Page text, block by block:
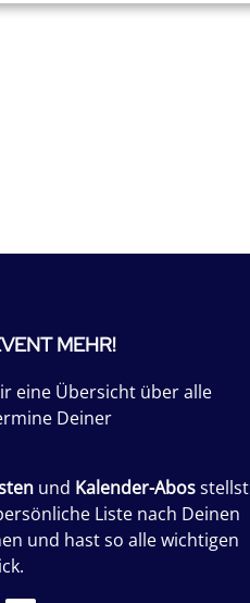
MEHR!
eine Übersicht über alle
Deiner
und Kalender-Abosstellst
Liste nach Deinen
und hast so alle wichtigen